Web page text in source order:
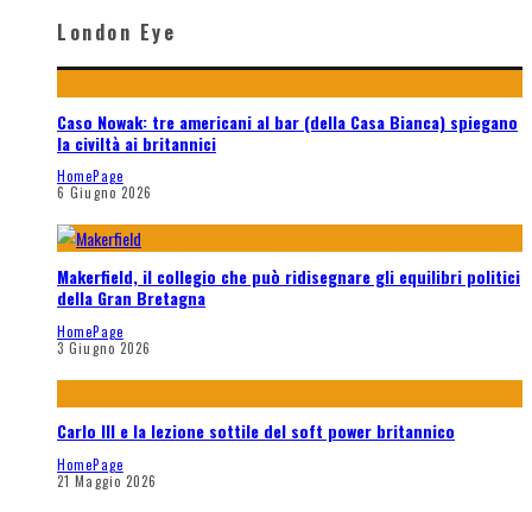
London Eye
Caso Nowak: tre americani al bar (della Casa Bianca) spiegano
la civiltà ai britannici
HomePage
6 Giugno 2026
Makerfield, il collegio che può ridisegnare gli equilibri politici
della Gran Bretagna
HomePage
3 Giugno 2026
Carlo III e la lezione sottile del soft power britannico
HomePage
21 Maggio 2026